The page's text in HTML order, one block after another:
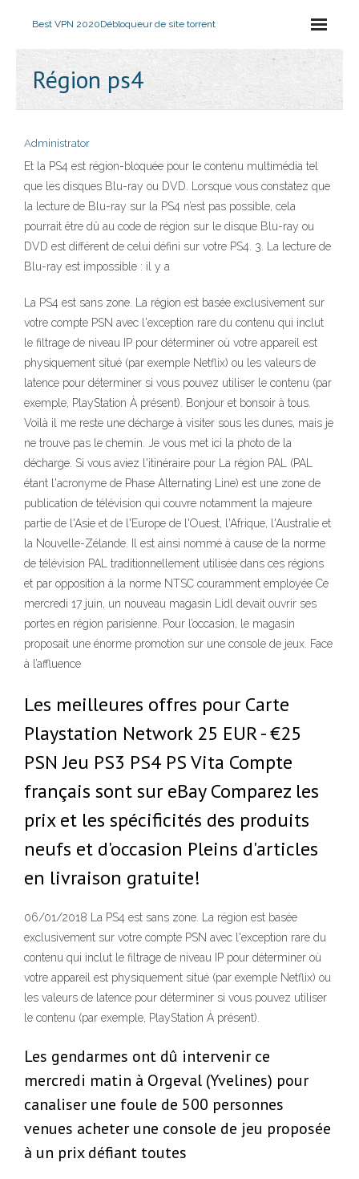
Best VPN 2020Débloqueur de site torrent
Région ps4
Administrator
Et la PS4 est région-bloquée pour le contenu multimédia tel
que les disques Blu-ray ou DVD. Lorsque vous constatez que
la lecture de Blu-ray sur la PS4 n’est pas possible, cela
pourrait être dû au code de région sur le disque Blu-ray ou
DVD est différent de celui défini sur votre PS4. 3. La lecture de
Blu-ray est impossible : il y a
La PS4 est sans zone. La région est basée exclusivement sur
votre compte PSN avec l'exception rare du contenu qui inclut
le filtrage de niveau IP pour déterminer où votre appareil est
physiquement situé (par exemple Netflix) ou les valeurs de
latence pour déterminer si vous pouvez utiliser le contenu (par
exemple, PlayStation À présent). Bonjour et bonsoir à tous.
Voilà il me reste une décharge à visiter sous les dunes, mais je
ne trouve pas le chemin. Je vous met ici la photo de la
décharge. Si vous aviez l'itinéraire pour La région PAL (PAL
étant l'acronyme de Phase Alternating Line) est une zone de
publication de télévision qui couvre notamment la majeure
partie de l'Asie et de l'Europe de l'Ouest, l'Afrique, l'Australie et
la Nouvelle-Zélande. Il est ainsi nommé à cause de la norme
de télévision PAL traditionnellement utilisée dans ces régions
et par opposition à la norme NTSC couramment employée Ce
mercredi 17 juin, un nouveau magasin Lidl devait ouvrir ses
portes en région parisienne. Pour l’occasion, le magasin
proposait une énorme promotion sur une console de jeux. Face
à l’affluence
Les meilleures offres pour Carte
Playstation Network 25 EUR - €25
PSN Jeu PS3 PS4 PS Vita Compte
français sont sur eBay Comparez les
prix et les spécificités des produits
neufs et d'occasion Pleins d'articles
en livraison gratuite!
06/01/2018 La PS4 est sans zone. La région est basée
exclusivement sur votre compte PSN avec l'exception rare du
contenu qui inclut le filtrage de niveau IP pour déterminer où
votre appareil est physiquement situé (par exemple Netflix) ou
les valeurs de latence pour déterminer si vous pouvez utiliser
le contenu (par exemple, PlayStation À présent).
Les gendarmes ont dû intervenir ce
mercredi matin à Orgeval (Yvelines) pour
canaliser une foule de 500 personnes
venues acheter une console de jeu proposée
à un prix défiant toutes